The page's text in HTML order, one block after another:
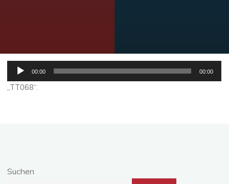
Audio-
Player
00:00 00:00
„TT068“.
Suchen